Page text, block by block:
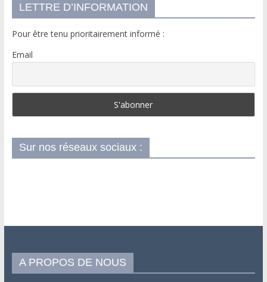
LETTRE D’INFORMATION
Pour être tenu prioritairement informé :
Email
Sur nos réseaux sociaux :
A PROPOS DE NOUS